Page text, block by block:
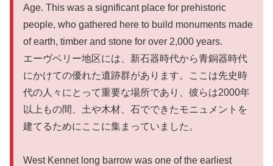
Age. This was a significant place for prehistoric
people, who gathered here to build monuments made
of earth, timber and stone for over 2,000 years.
エーヴベリー地区には、新石器時代から青銅器時代
にかけての優れた遺跡群があります。ここは先史時
代の人々にとって重要な場所であり、彼らは2000年
以上もの間、土や木材、石でできたモニュメントを
建てるためにここに集まっていました。
West Kennet long barrow was one of the earliest